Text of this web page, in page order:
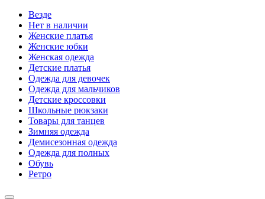
Везде
Нет в наличии
Женские платья
Женские юбки
Женская одежда
Детские платья
Одежда для девочек
Одежда для мальчиков
Детские кроссовки
Школьные рюкзаки
Товары для танцев
Зимняя одежда
Демисезонная одежда
Одежда для полных
Обувь
Ретро